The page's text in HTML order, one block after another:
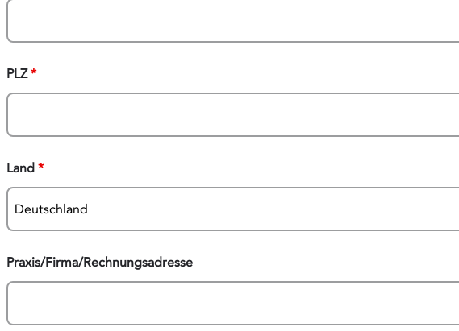
PLZ*
Land *
Praxis/Firma/Rechnungsadresse